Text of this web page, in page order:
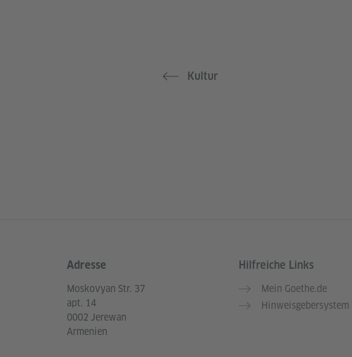
Kultur
Service- und Informationsbereich
Adresse
Moskovyan Str. 37
apt. 14
0002 Jerewan
Armenien
Hilfreiche Links
Mein Goethe.de
Hinweisgebersystem